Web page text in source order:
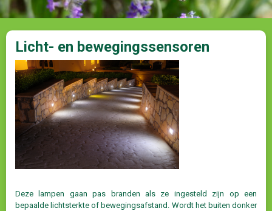
Licht- en bewegingssensoren
Deze lampen gaan pas branden als ze ingesteld zijn op een
bepaalde lichtsterkte of bewegingsafstand. Wordt het buiten donker